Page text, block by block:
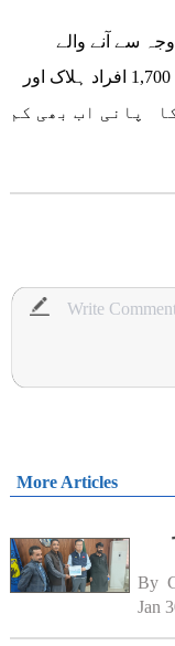
سے آنے والے
سیلاب کی وجہ سے پاکستان میں کم از کم 1,700 افراد ہلاک اور
کا پانی اب بھی کم
More Articles
By
Jan